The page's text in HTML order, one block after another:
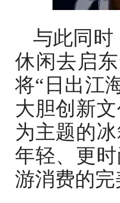
与此同时
休闲去启
将“日出江
大胆创新
为主题的
年轻、更
游消费的完